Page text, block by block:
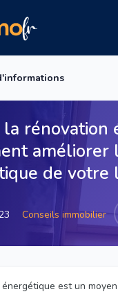
la rénovation
améliorer
de votre
Conseils immobilier
est un